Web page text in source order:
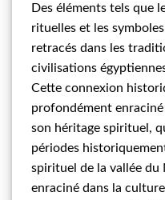
Des éléments tels que
rituelles et les
retracés dans les
civilisations
Cette connexion
profondément
son héritage spirituel,
périodes
spirituel de la vallée
enraciné dans la